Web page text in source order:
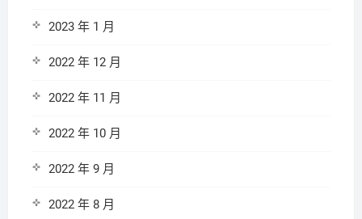
2023 年 1 月
2022 年 12 月
2022 年 11 月
2022 年 10 月
2022 年 9 月
2022 年 8 月